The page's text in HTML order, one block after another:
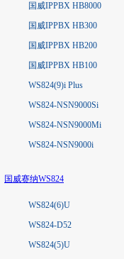
国威IPPBX HB8000
国威IPPBX HB300
国威IPPBX HB200
国威IPPBX HB100
WS824(9)i Plus
WS824-NSN9000Si
WS824-NSN9000Mi
WS824-NSN9000i
国威赛纳WS824
WS824(6)U
WS824-D52
WS824(5)U